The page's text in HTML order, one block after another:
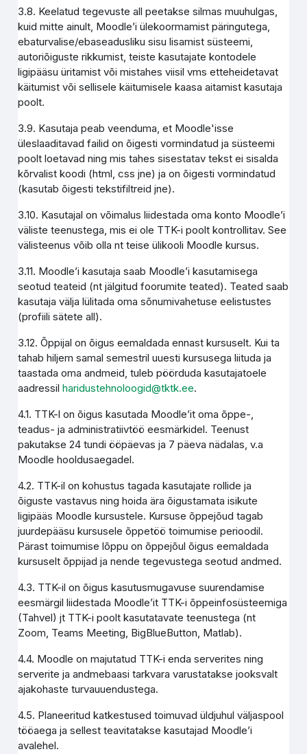
3.8. Keelatud tegevuste all peetakse silmas muuhulgas,
kuid mitte ainult, Moodle’i ülekoormamist päringutega,
ebaturvalise/ebaseadusliku sisu lisamist süsteemi,
autoriõiguste rikkumist, teiste kasutajate kontodele
ligipääsu üritamist või mistahes viisil vms etteheidetavat
käitumist või sellisele käitumisele kaasa aitamist kasutaja
poolt.
3.9. Kasutaja peab veenduma, et Moodle'isse
üleslaaditavad failid on õigesti vormindatud ja süsteemi
poolt loetavad ning mis tahes sisestatav tekst ei sisalda
kõrvalist koodi (html, css jne) ja on õigesti vormindatud
(kasutab õigesti tekstifiltreid jne).
3.10. Kasutajal on võimalus liidestada oma konto Moodle’i
väliste teenustega, mis ei ole TTK-i poolt kontrollitav. See
välisteenus võib olla nt teise ülikooli Moodle kursus.
3.11. Moodle’i kasutaja saab Moodle’i kasutamisega
seotud teateid (nt jälgitud foorumite teated). Teated saab
kasutaja välja lülitada oma sõnumivahetuse eelistustes
(profiili sätete all).
3.12. Õppijal on õigus eemaldada ennast kursuselt. Kui ta
tahab hiljem samal semestril uuesti kursusega liituda ja
taastada oma andmeid, tuleb pöörduda kasutajatoele
aadressilharidustehnoloogid@tktk.ee.
4.1. TTK-l on õigus kasutada Moodle’it oma õppe-,
teadus- ja administratiivtöö eesmärkidel. Teenust
pakutakse 24 tundi ööpäevas ja 7 päeva nädalas, v.a
Moodle hooldusaegadel.
4.2. TTK-il on kohustus tagada kasutajate rollide ja
õiguste vastavus ning hoida ära õigustamata isikute
ligipääs Moodle kursustele. Kursuse õppejõud tagab
juurdepääsu kursusele õppetöö toimumise perioodil.
Pärast toimumise lõppu on õppejõul õigus eemaldada
kursuselt õppijad ja nende tegevustega seotud andmed.
4.3. TTK-il on õigus kasutusmugavuse suurendamise
eesmärgil liidestada Moodle’it TTK-i õppeinfosüsteemiga
(Tahvel) jt TTK-i poolt kasutatavate teenustega (nt
Zoom, Teams Meeting, BigBlueButton, Matlab).
4.4. Moodle on majutatud TTK-i enda serverites ning
serverite ja andmebaasi tarkvara varustatakse jooksvalt
ajakohaste turvauuendustega.
4.5. Planeeritud katkestused toimuvad üldjuhul väljaspool
tööaega ja sellest teavitatakse kasutajad Moodle’i
avalehel.